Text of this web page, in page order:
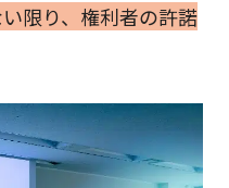
限り、権利者の許諾